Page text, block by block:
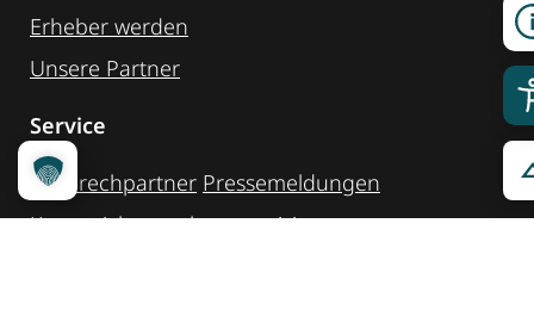
Erheber werden
Unsere Partner
Service
Ansprechpartner Pressemeldungen
Kennzeichnung ­kommunizieren